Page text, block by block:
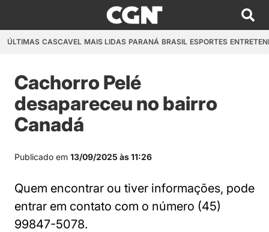
ÚLTIMAS CASCAVEL MAIS LIDAS PARANÁ BRASIL ESPORTES
Cachorro Pelé
desapareceu no bairro
Canadá
Publicado em 13/09/2025 às 11:26
Quem encontrar ou tiver informações, pode
entrar em contato com o número (45)
99847-5078.